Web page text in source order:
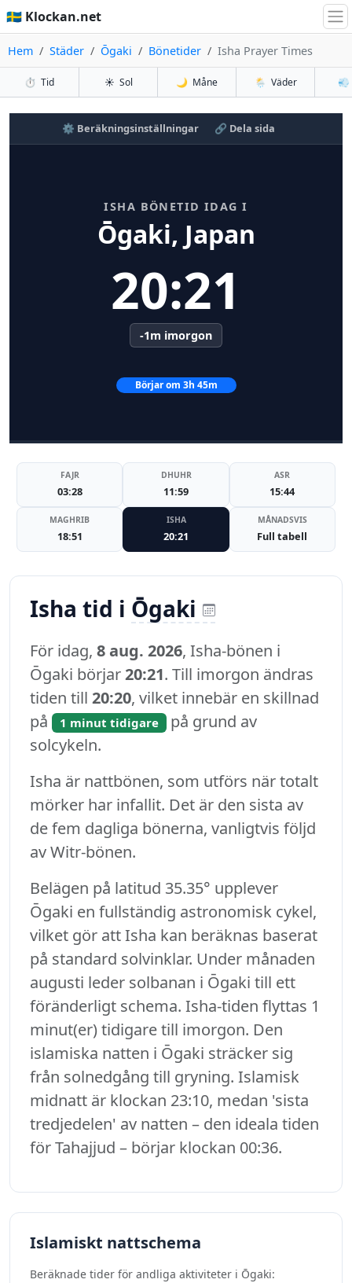
🇸🇪 Klockan.net
Hem Städer Ōgaki Bönetider Isha Prayer Times
⏱️ Tid ☀️ Sol 🌙 Måne 🌦️ Väder 💨
⚙️ Beräkningsinställningar 🔗 Dela sida
ISHA BÖNETID IDAG I
Ōgaki, Japan
20:21
-1m imorgon
Börjar om 3h 45m
FAJR
03:28
DHUHR
11:59
ASR
15:44
MAGHRIB
18:51
ISHA
20:21
MÅNADSVIS
Full tabell
Isha tid i Ōgaki
För idag, 8 aug. 2026, Isha-bönen i
Ōgaki börjar20:21. Till imorgon ändras
tiden till 20:20, vilket innebär en skillnad
på
1 minut tidigare på grund av
solcykeln.
Isha är nattbönen, som utförs när totalt
mörker har infallit. Det är den sista av
de fem dagliga bönerna, vanligtvis följd
av Witr-bönen.
Belägen på latitud 35.35° upplever
Ōgaki en fullständig astronomisk cykel,
vilket gör att Isha kan beräknas baserat
på standard solvinklar. Under månaden
augusti leder solbanan i Ōgaki till ett
föränderligt schema. Isha-tiden flyttas 1
minut(er) tidigare till imorgon. Den
islamiska natten i Ōgaki sträcker sig
från solnedgång till gryning. Islamisk
midnatt är klockan 23:10, medan 'sista
tredjedelen' av natten – den ideala tiden
för Tahajjud – börjar klockan 00:36.
Islamiskt nattschema
Beräknade tider för andliga aktiviteter i Ōgaki: